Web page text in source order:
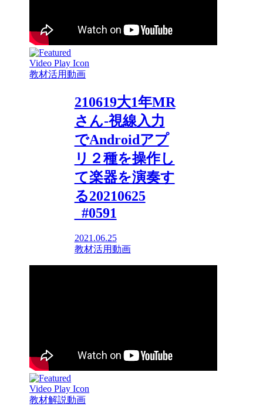
教材活用動画
210619大1年MR
さん-視線入力
でAndroidアプ
リ２種を操作し
て楽器を演奏す
る20210625
_#0591
2021.06.25
教材活用動画
教材解説動画